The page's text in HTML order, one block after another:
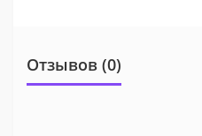
Отзывов (0)